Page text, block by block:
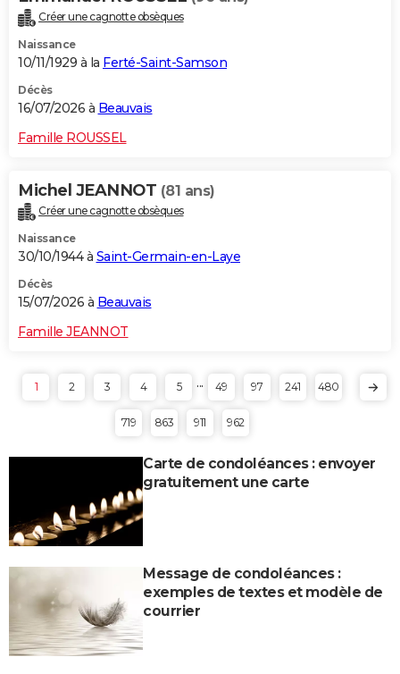
Créer une cagnotte obsèques
Naissance
10/11/1929 à la Ferté-Saint-Samson
Décès
16/07/2026 à Beauvais
Famille ROUSSEL
Michel JEANNOT (81 ans)
Créer une cagnotte obsèques
Naissance
30/10/1944 à Saint-Germain-en-Laye
Décès
15/07/2026 à Beauvais
Famille JEANNOT
1 2 3 4 5 ... 49 97 241 480
719 863 911 962
Carte de condoléances : envoyer
gratuitement une carte
Message de condoléances :
exemples de textes et modèle de
courrier